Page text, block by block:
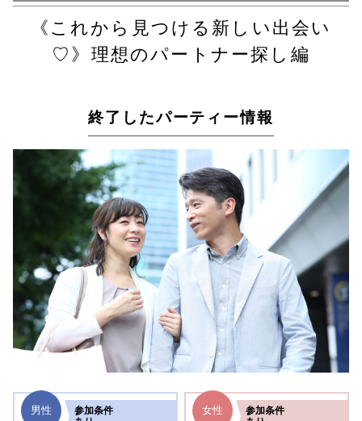
《これから見つける新しい出会い
♡》理想のパートナー探し編
終了したパーティー情報
男性 参加条件
女性 参加条件